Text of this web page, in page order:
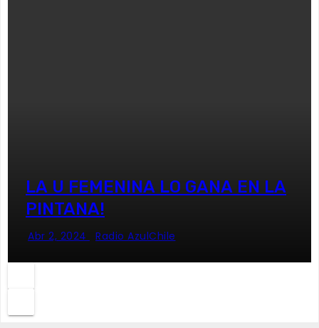
LA U FEMENINA LO GANA EN LA
PINTANA!
Abr 2, 2024 Radio AzulChile